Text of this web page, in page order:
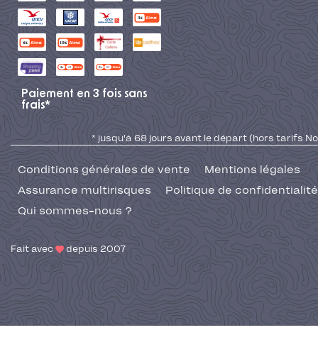
Paiement en 3 fois sans
frais*
* jusqu'à 68 jours avant le départ (hors tarifs No
Conditions générales de vente
Mentions légales
Assurance multirisques
Politique de confidentialité
Qui sommes-nous ?
Fait avec depuis 2007